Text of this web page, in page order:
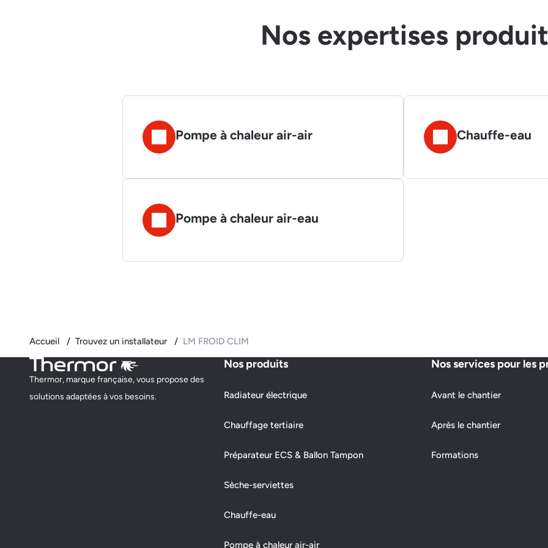
Nos expertises
Pompe à chaleur air-air Chauffe-eau
Pompe à chaleur air-eau
Accueil Trouvez un installateur LM FROID CLIM
Thermor, marque française, vous propose des
solutions adaptées à vos besoins.
Nos produits
Radiateur électrique
Chauffage tertiaire
Préparateur ECS & Ballon Tampon
Sèche-serviettes
Chauffe-eau
Pompe à chaleur air-air
Nos services pour les
Avant le chantier
Après le chantier
Formations